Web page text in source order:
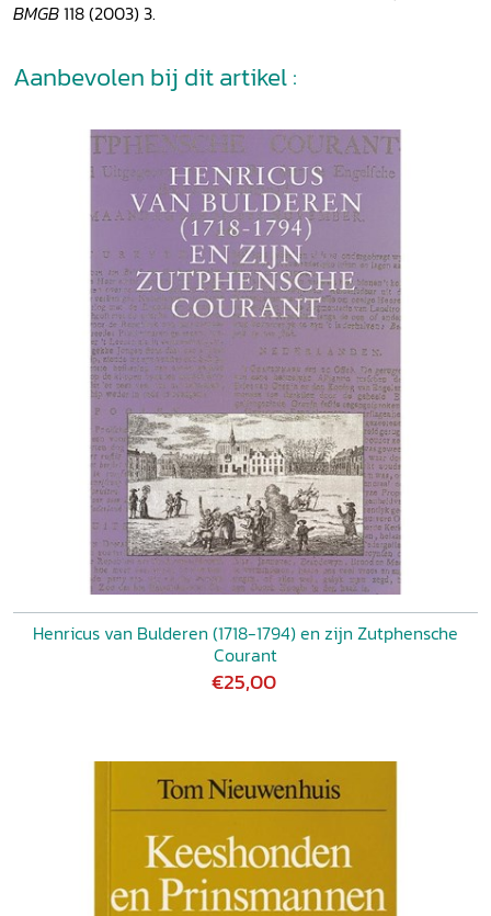
BMGB118 (2003) 3.
Aanbevolen bij dit artikel :
Henricus van Bulderen (1718-1794) en zijn Zutphensche
Courant
€25,00